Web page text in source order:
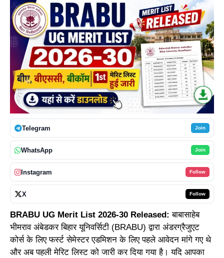
Telegram Join
WhatsApp Join
Instagram Follow
X Follow
BRABU UG Merit List 2026-30 Released:बाबासाहेब
भीमराव अंबेडकर बिहार यूनिवर्सिटी (BRABU) द्वारा अंडरग्रैजुएट
कोर्स के लिए फर्स्ट सेमेस्टर एडमिशन के लिए पहले आवेदन मांगे गए थे
और अब पहली मेरिट लिस्ट को जारी कर दिया गया है। यदि आपका